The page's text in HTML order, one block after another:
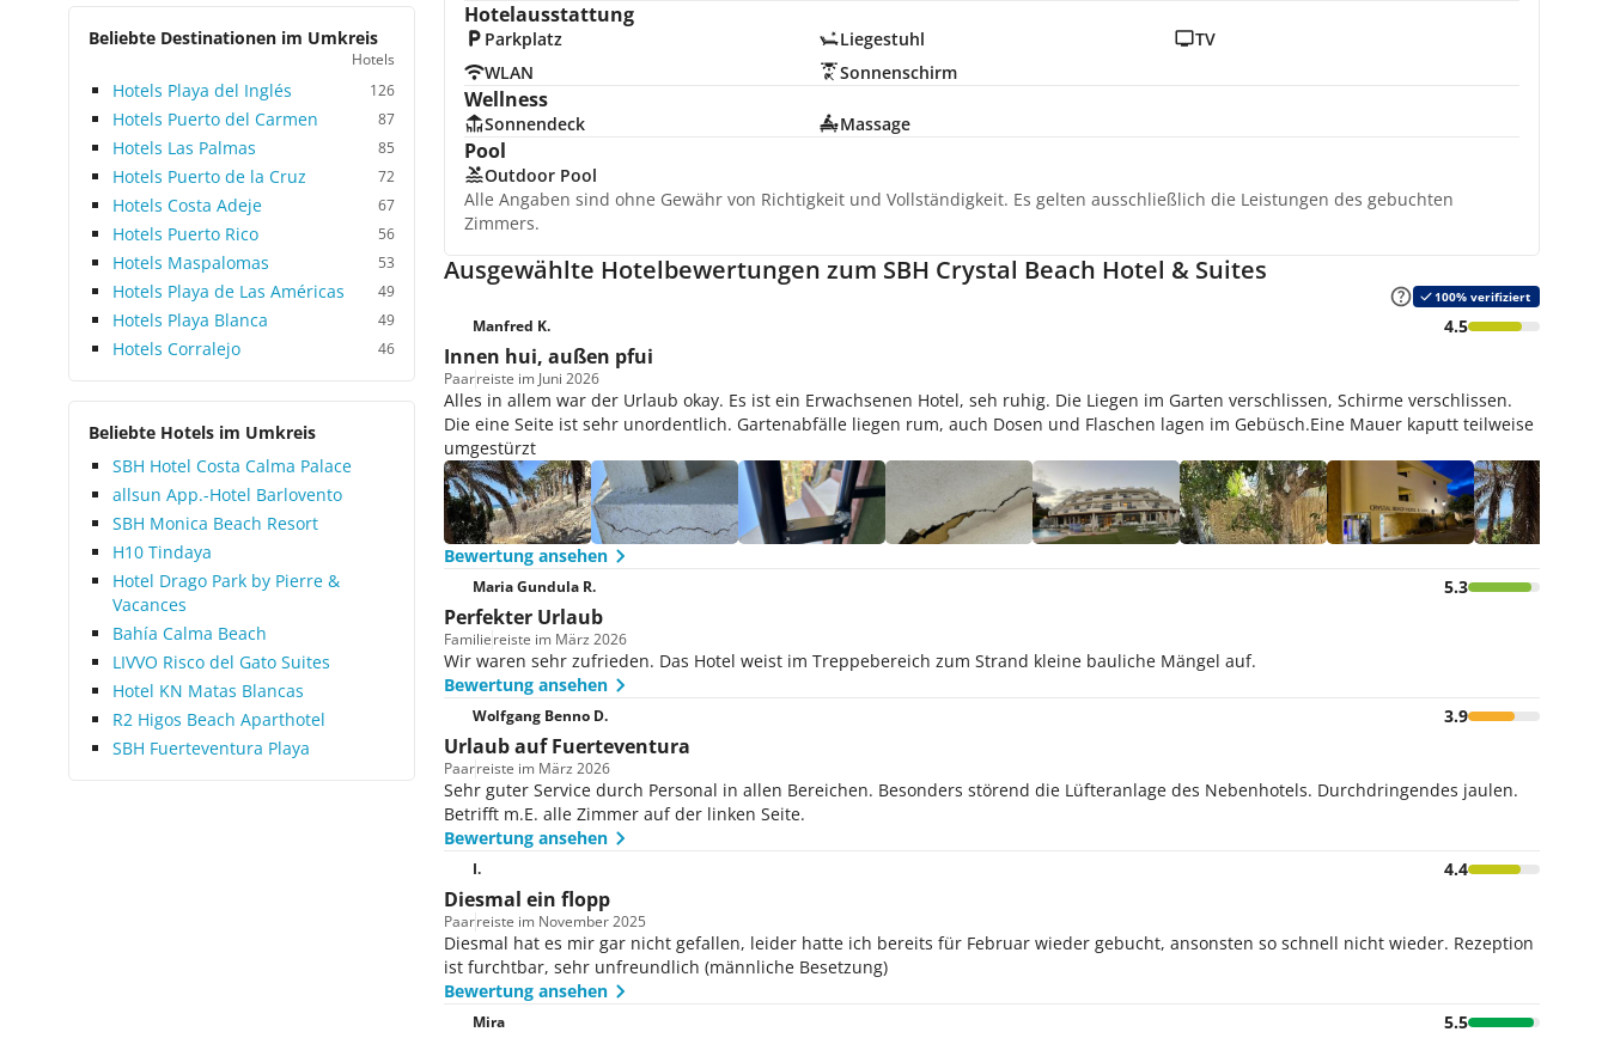
Poolbar. Sportmöglichkeiten und
Animation sind fast nicht
vorhanden. Das Personal war
freundlich und hilfsbereit und
sprach größtenteils recht gutes
Deutsch. Die Verpflegung war
recht gut und von allem war
reichlich vorhanden. Das
Frühstücksbuffet war leider recht
eintönig und wenig
abwechslungsreich. Das
Restaurant wirkte sauber und
hygienisch. Wir hatten ein sehr
geräumiges und modern
herrlichem Meerblick. Frische
Handtücher erhielten wir bei der
täglichen gründlichen Reinigung,
frische Bettwäsche bei Bedarf. Als
Ausflugsziel können wir den Zoo
Parque de Los Camellos im
Fischerdorf La Lajita empfehlen.
In der 20 qkm großen tropischen
Landschaft tummeln sich
zahlreiche Tierarten und ein
Ausritt auf einem Dromedar ist
ein unvergessliches Erlebnis. Im
nahe gelegenen Botanischen
Garten sind über 2.000
Beliebte Destinationen im Umkreis
Hotels
Hotels Playa del Inglés 126
Hotels Puerto del Carmen 87
Hotels Las Palmas 85
Hotels Puerto de la Cruz 72
Hotels Costa Adeje 67
Hotels Puerto Rico 56
Hotels Maspalomas 53
Hotels Playa de Las Américas 49
Hotels Playa Blanca 49
Hotels Corralejo 46
Beliebte Hotels im Umkreis
SBH Hotel Costa Calma Palace
allsun App.-Hotel Barlovento
SBH Monica Beach Resort
H10 Tindaya
Hotel Drago Park by Pierre &
Vacances
Bahía Calma Beach
LIVVO Risco del Gato Suites
Hotel KN Matas Blancas
R2 Higos Beach Aparthotel
SBH Fuerteventura Playa
Hotelausstattung
Parkplatz Liegestuhl
TV
WLAN
Sonnenschirm
Wellness
Sonnendeck Massage
Pool
Outdoor Pool
Alle Angaben sind ohne Gewähr von Richtigkeit und Vollständigkeit. Es gelten ausschließlich die Leistungen des gebuchten
Zimmers.
Ausgewählte Hotelbewertungen zum SBH Crystal Beach Hotel & Suites
100% verifiziert
Manfred K. 4.5
Innen hui, außen pfui
Paarreiste im Juni 2026
Alles in allem war der Urlaub okay. Es ist ein Erwachsenen Hotel, seh ruhig. Die Liegen im Garten verschlissen, Schirme verschlissen.
Die eine Seite ist sehr unordentlich. Gartenabfälle liegen rum, auch Dosen und Flaschen lagen im Gebüsch.Eine Mauer kaputt teilweise
umgestürzt
Bewertung ansehen
Maria Gundula R. 5.3
Perfekter Urlaub
Familiereiste im März 2026
Wir waren sehr zufrieden. Das Hotel weist im Treppebereich zum Strand kleine bauliche Mängel auf.
Bewertung ansehen
Wolfgang Benno D. 3.9
Urlaub auf Fuerteventura
Paarreiste im März 2026
Sehr guter Service durch Personal in allen Bereichen. Besonders störend die Lüfteranlage des Nebenhotels. Durchdringendes jaulen.
Betrifft m.E. alle Zimmer auf der linken Seite.
Bewertung ansehen
I. 4.4
Diesmal ein flopp
Paarreiste im November 2025
Diesmal hat es mir gar nicht gefallen, leider hatte ich bereits für Februar wieder gebucht, ansonsten so schnell nicht wieder. Rezeption
ist furchtbar, sehr unfreundlich (männliche Besetzung)
Bewertung ansehen
Mira 5.5